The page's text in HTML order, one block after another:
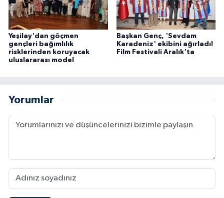
Yeşilay'dan göçmen
gençleri bağımlılık
risklerinden koruyacak
uluslararası model
Başkan Genç, 'Sevdam
Karadeniz' ekibini ağırladı!
Film Festivali Aralık'ta
Yorumlar